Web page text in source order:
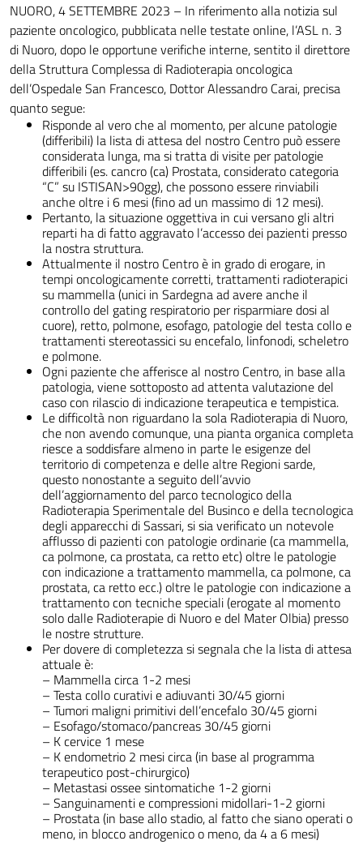
NUORO, 4 SETTEMBRE 2023 – In riferimento alla notizia sul
paziente oncologico, pubblicata nelle testate online, l’ASL n. 3
di Nuoro, dopo le opportune verifiche interne, sentito il direttore
della Struttura Complessa di Radioterapia oncologica
dell’Ospedale San Francesco, Dottor Alessandro Carai, precisa
quanto segue:
Risponde al vero che al momento, per alcune patologie
(differibili) la lista di attesa del nostro Centro può essere
considerata lunga, ma si tratta di visite per patologie
differibili (es. cancro (ca) Prostata, considerato categoria
“C” su ISTISAN>90gg), che possono essere rinviabili
anche oltre i 6 mesi (fino ad un massimo di 12 mesi).
Pertanto, la situazione oggettiva in cui versano gli altri
reparti ha di fatto aggravato l’accesso dei pazienti presso
la nostra struttura.
Attualmente il nostro Centro è in grado di erogare, in
tempi oncologicamente corretti, trattamenti radioterapici
su mammella (unici in Sardegna ad avere anche il
controllo del gating respiratorio per risparmiare dosi al
cuore), retto, polmone, esofago, patologie del testa collo e
trattamenti stereotassici su encefalo, linfonodi, scheletro
e polmone.
Ogni paziente che afferisce al nostro Centro, in base alla
patologia, viene sottoposto ad attenta valutazione del
caso con rilascio di indicazione terapeutica e tempistica.
Le difficoltà non riguardano la sola Radioterapia di Nuoro,
che non avendo comunque, una pianta organica completa
riesce a soddisfare almeno in parte le esigenze del
territorio di competenza e delle altre Regioni sarde,
questo nonostante a seguito dell’avvio
dell’aggiornamento del parco tecnologico della
Radioterapia Sperimentale del Businco e della tecnologica
degli apparecchi di Sassari, si sia verificato un notevole
afflusso di pazienti con patologie ordinarie (ca mammella,
ca polmone, ca prostata, ca retto etc) oltre le patologie
con indicazione a trattamento mammella, ca polmone, ca
prostata, ca retto ecc.) oltre le patologie con indicazione a
trattamento con tecniche speciali (erogate al momento
solo dalle Radioterapie di Nuoro e del Mater Olbia) presso
le nostre strutture.
Per dovere di completezza si segnala che la lista di attesa
attuale è:
– Mammella circa 1-2 mesi
– Testa collo curativi e adiuvanti 30/45 giorni
– Tumori maligni primitivi dell’encefalo 30/45 giorni
– Esofago/stomaco/pancreas 30/45 giorni
– K cervice 1 mese
– K endometrio 2 mesi circa (in base al programma
terapeutico post-chirurgico)
– Metastasi ossee sintomatiche 1-2 giorni
– Sanguinamenti e compressioni midollari-1-2 giorni
– Prostata (in base allo stadio, al fatto che siano operati o
meno, in blocco androgenico o meno, da 4 a 6 mesi)